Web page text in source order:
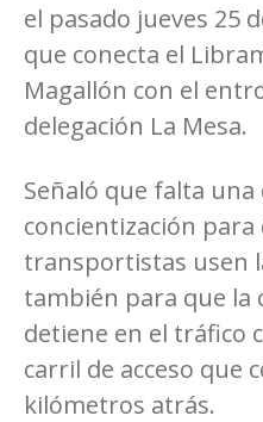
el pasado jueves 25
que conecta el
Magallón con el
delegación La Mesa.
Señaló que falta una
concientización para
transportistas usen
también para que la
detiene en el tráfico
carril de acceso que
kilómetros atrás.